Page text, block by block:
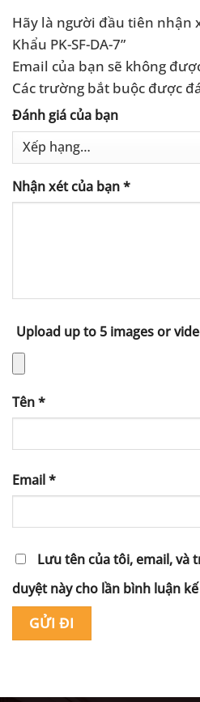
Hãy là người đầu tiên nhận
Khẩu PK-SF-DA-7”
Email của bạn sẽ không
Các trường bắt buộc được
Đánh giá của bạn
Nhận xét của bạn*
Upload up to 5 images or
Tên*
Email*
Lưu tên của tôi, email, và
duyệt này cho lần bình luận